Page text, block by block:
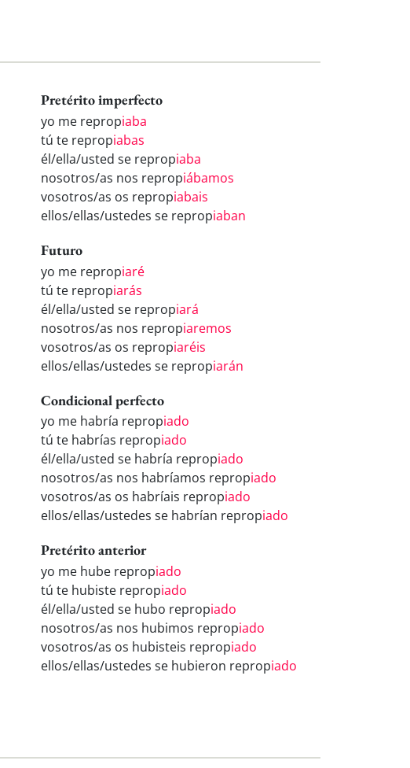
Pretérito imperfecto
yo me repropiaba
tú te repropiabas
él/ella/usted se repropiaba
nosotros/as nos repropiábamos
vosotros/as os repropiabais
ellos/ellas/ustedes se repropiaban
Futuro
yo me repropiaré
tú te repropiarás
él/ella/usted se repropiará
nosotros/as nos repropiaremos
vosotros/as os repropiaréis
ellos/ellas/ustedes se repropiarán
Condicional perfecto
yo me habría repropiado
tú te habrías repropiado
él/ella/usted se habría repropiado
nosotros/as nos habríamos repropiado
vosotros/as os habríais repropiado
ellos/ellas/ustedes se habrían repropiado
Pretérito anterior
yo me hube repropiado
tú te hubiste repropiado
él/ella/usted se hubo repropiado
nosotros/as nos hubimos repropiado
vosotros/as os hubisteis repropiado
ellos/ellas/ustedes se hubieron repropiado